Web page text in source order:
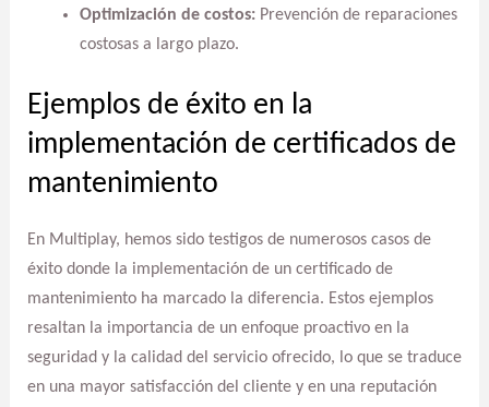
Optimización de costos:Prevención de reparaciones
costosas a largo plazo.
Ejemplos de éxito en la
implementación de certificados de
mantenimiento
En Multiplay, hemos sido testigos de numerosos casos de
éxito donde la implementación de un certificado de
mantenimiento ha marcado la diferencia. Estos ejemplos
resaltan la importancia de un enfoque proactivo en la
seguridad y la calidad del servicio ofrecido, lo que se traduce
en una mayor satisfacción del cliente y en una reputación